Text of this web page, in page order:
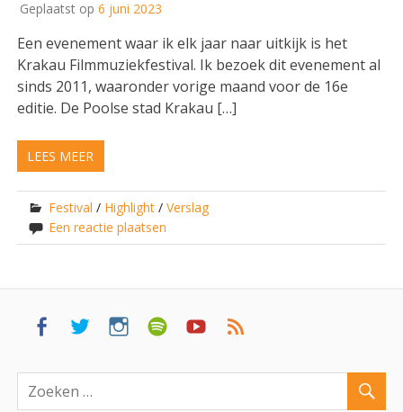
Geplaatst op 6 juni 2023
Een evenement waar ik elk jaar naar uitkijk is het
Krakau Filmmuziekfestival. Ik bezoek dit evenement al
sinds 2011, waaronder vorige maand voor de 16e
editie. De Poolse stad Krakau […]
LEES MEER
Festival / Highlight /Verslag
Een reactie plaatsen